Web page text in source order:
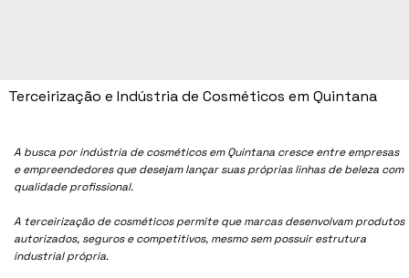
A busca por indústria de cosméticos emQuintana cresce entre empresas
e empreendedores que desejam lançar suas próprias linhas de beleza com
qualidade profissional.
A terceirização de cosméticos permite que marcas desenvolvam produtos
autorizados, seguros e competitivos, mesmo sem possuir estrutura
industrial própria.
Terceirização e Indústria de Cosméticos em Quintana